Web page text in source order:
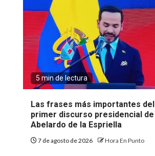
5 min de lectura
Las frases más importantes del
primer discurso presidencial de
Abelardo de la Espriella
7 de agosto de 2026 Hora En Punto